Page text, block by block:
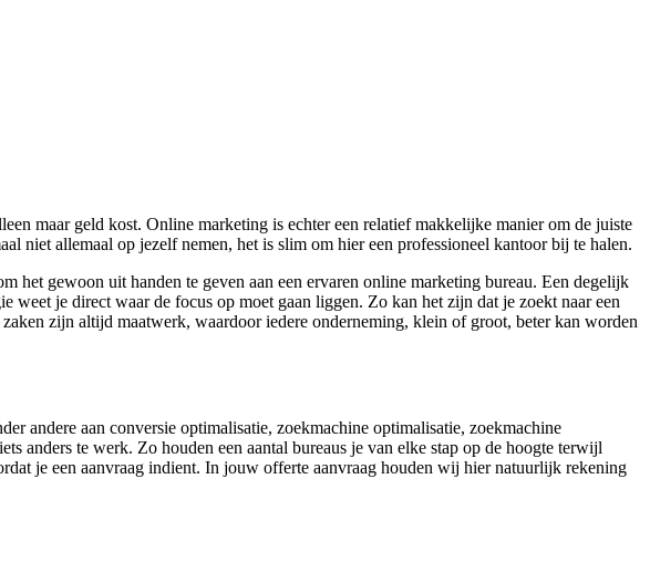
maar geld kost. Online marketing is echter een relatief makkelijke manier om de juiste
niet allemaal op jezelf nemen, het is slim om hier een professioneel kantoor bij te halen.
gewoon uit handen te geven aan een ervaren online marketing bureau. Een degelijk
je direct waar de focus op moet gaan liggen. Zo kan het zijn dat je zoekt naar een
zijn altijd maatwerk, waardoor iedere onderneming, klein of groot, beter kan worden
andere aan conversie optimalisatie, zoekmachine optimalisatie, zoekmachine
anders te werk. Zo houden een aantal bureaus je van elke stap op de hoogte terwijl
je een aanvraag indient. In jouw offerte aanvraag houden wij hier natuurlijk rekening